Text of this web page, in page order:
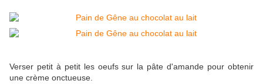
Verser petit à petit les oeufs sur la pâte d'amande pour obtenir
une crème onctueuse.